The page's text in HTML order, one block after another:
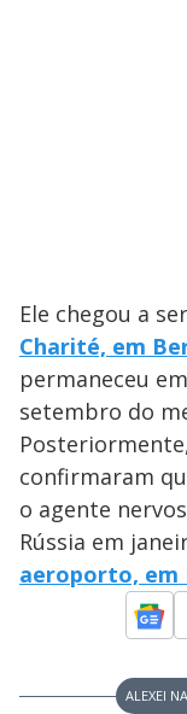
Ele chegou a ser
Charité, em
permaneceu
setembro do
confirmaram
o agente
Rússia em
aeroporto, em
ALEXEI